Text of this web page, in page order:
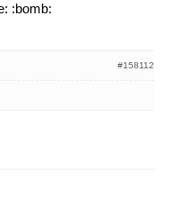
:bomb:
#158112